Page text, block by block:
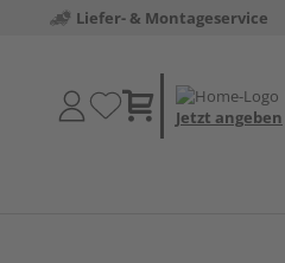
Liefer- & Montageservice
Jetzt angeben